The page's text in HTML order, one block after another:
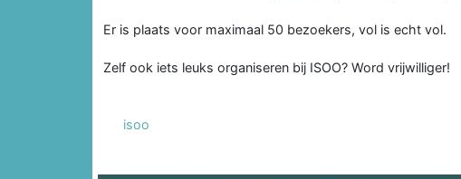
Er is plaats voor maximaal 50 bezoekers, vol is echt vol.
Zelf ook iets leuks organiseren bij ISOO? Word vrijwilliger!
isoo